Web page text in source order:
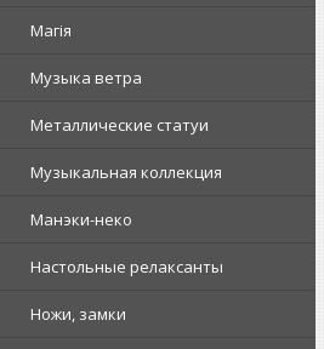
Магія
Музыка ветра
Металлические статуи
Музыкальная коллекция
Манэки-неко
Настольные релаксанты
Ножи, замки